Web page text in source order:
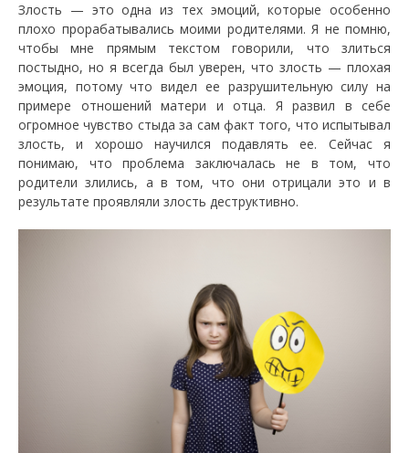
Злость — это одна из тех эмоций, которые особенно
плохо прорабатывались моими родителями. Я не помню,
чтобы мне прямым текстом говорили, что злиться
постыдно, но я всегда был уверен, что злость — плохая
эмоция, потому что видел ее разрушительную силу на
примере отношений матери и отца. Я развил в себе
огромное чувство стыда за сам факт того, что испытывал
злость, и хорошо научился подавлять ее. Сейчас я
понимаю, что проблема заключалась не в том, что
родители злились, а в том, что они отрицали это и в
результате проявляли злость деструктивно.